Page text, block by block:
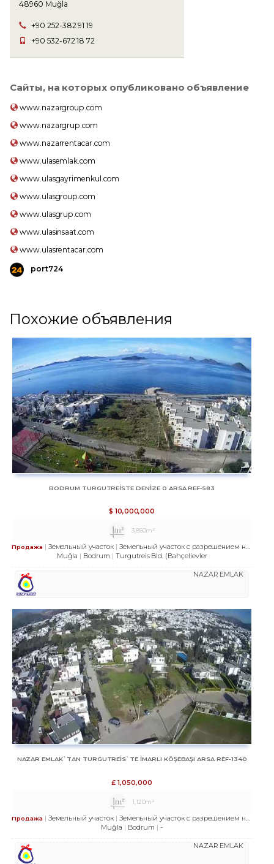
48960 Muğla
+90 252-382 91 19
+90 532-672 18 72
Сайты, на которых опубликовано объявление
www.nazargroup.com
www.nazargrup.com
www.nazarrentacar.com
www.ulasemlak.com
www.ulasgayrimenkul.com
www.ulasgroup.com
www.ulasgrup.com
www.ulasinsaat.com
www.ulasrentacar.com
port724
Похожие объявления
BODRUM TURGUTREİSTE DENİZE 0 ARSA REF-583
$ 10,000,000
3,850m²
Продажа Земельный участок
Земельный участок с разрешением на строительство
Muğla
Bodrum Turgutreis Bld. (Bahçelievler
NAZAR EMLAK
NAZAR EMLAK`TAN TURGUTREİS`TE İMARLI KÖŞEBAŞI ARSA REF-1340
£ 1,050,000
1,120m²
Продажа Земельный участок
Земельный участок с разрешением на строительство
Muğla
Bodrum -
NAZAR EMLAK